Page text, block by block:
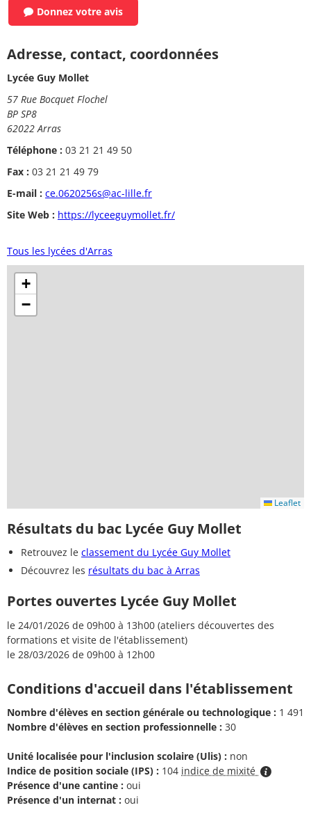
Donnez votre avis
Adresse, contact, coordonnées
Lycée Guy Mollet
57 Rue Bocquet Flochel
BP SP8
62022 Arras
Téléphone : 03 21 21 49 50
Fax : 03 21 21 49 79
E-mail : ce.0620256s@ac-lille.fr
Site Web : https://lyceeguymollet.fr/
Tous les lycées d'Arras
+
−
Leaflet
Résultats du bac Lycée Guy Mollet
Retrouvez le classement du Lycée Guy Mollet
Découvrez les résultats du bac à Arras
Portes ouvertes Lycée Guy Mollet
le 24/01/2026 de 09h00 à 13h00 (ateliers découvertes des
formations et visite de l'établissement)
le 28/03/2026 de 09h00 à 12h00
Conditions d'accueil dans l'établissement
Nombre d'élèves en section générale ou technologique : 1 491
Nombre d'élèves en section professionnelle : 30
Unité localisée pour l'inclusion scolaire (Ulis) : non
Indice de position sociale (IPS) : 104 indice de mixité
Présence d'une cantine : oui
Présence d'un internat : oui